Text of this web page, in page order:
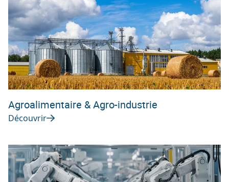
Agroalimentaire & Agro-industrie
Découvrir